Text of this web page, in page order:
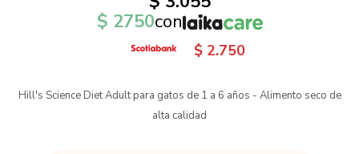
$ 2750con
$ 2.750
Hill's Science Diet Adult para gatos de 1 a 6 años - Alimento seco de
alta calidad